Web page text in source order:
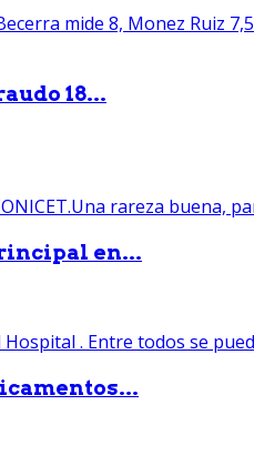
18...
en...